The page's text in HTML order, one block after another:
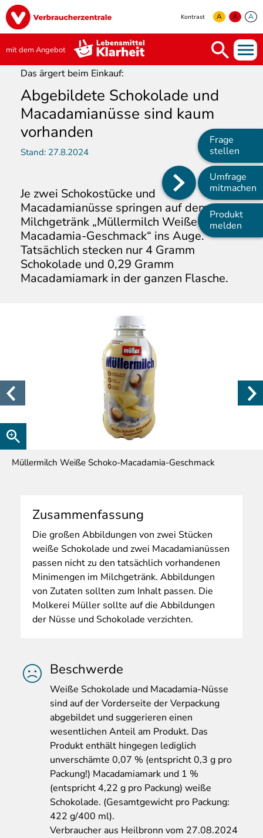
Direkt
zum
Inhalt
Image
Kontrast A A A
mit dem Angebot
Main
navigation
Frage
stellen
Umfrage
mitmachen
Produkt
melden
Das ärgert beim Einkauf:
Abgebildete Schokolade und
Macadamianüsse sind kaum
vorhanden
Stand: 27.8.2024
Je zwei Schokostücke und
Macadamianüsse springen auf dem
Milchgetränk „Müllermilch Weiße Schoko-
Macadamia-Geschmack“ ins Auge.
Tatsächlich stecken nur 4 Gramm
Schokolade und 0,29 Gramm
Macadamiamark in der ganzen Flasche.
Müllermilch Weiße Schoko-Macadamia-Geschmack
Zusammenfassung
Die großen Abbildungen von zwei Stücken
weiße Schokolade und zwei Macadamianüssen
passen nicht zu den tatsächlich vorhandenen
Minimengen im Milchgetränk. Abbildungen
von Zutaten sollten zum Inhalt passen. Die
Molkerei Müller sollte auf die Abbildungen
der Nüsse und Schokolade verzichten.
Beschwerde
Weiße Schokolade und Macadamia-Nüsse
sind auf der Vorderseite der Verpackung
abgebildet und suggerieren einen
wesentlichen Anteil am Produkt. Das
Produkt enthält hingegen lediglich
unverschämte 0,07 % (entspricht 0,3 g pro
Packung!) Macadamiamark und 1 %
(entspricht 4,22 g pro Packung) weiße
Schokolade. (Gesamtgewicht pro Packung:
422 g/400 ml).
Verbraucher aus Heilbronn vom 27.08.2024